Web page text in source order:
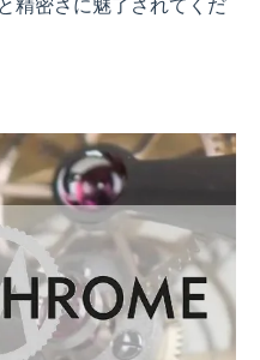
精密さに魅了されてくだ